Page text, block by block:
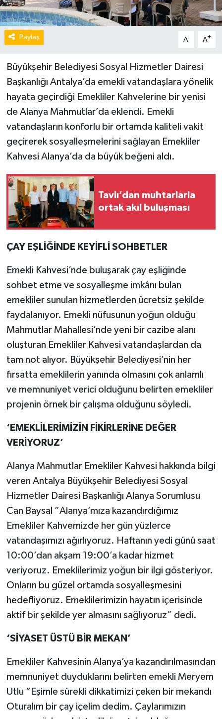
Paylaş A- A+
Büyükşehir Belediyesi Sosyal Hizmetler Dairesi
Başkanlığı Antalya’da emekli vatandaşlara yönelik
hayata geçirdiği Emekliler Kahvelerine bir yenisi
de Alanya Mahmutlar’da eklendi. Emekli
vatandaşların konforlu bir ortamda kaliteli vakit
geçirerek sosyalleşmelerini sağlayan Emekliler
Kahvesi Alanya’da da büyük beğeni aldı.
Tavlı’dan muhtarlarla
ortak akıl buluşması
ÇAY EŞLİĞİNDE KEYİFLİ SOHBETLER
Emekli Kahvesi’nde buluşarak çay eşliğinde
sohbet etme ve sosyalleşme imkânı bulan
emekliler sunulan hizmetlerden ücretsiz şekilde
faydalanıyor. Emekli nüfusunun yoğun olduğu
Mahmutlar Mahallesi’nde yeni bir cazibe alanı
oluşturan Emekliler Kahvesi vatandaşlardan da
tam not alıyor. Büyükşehir Belediyesi’nin her
fırsatta emeklilerin yanında olmasını çok anlamlı
ve memnuniyet verici olduğunu belirten emekliler
projenin örnek bir çalışma olduğunu söyledi.
‘EMEKLİLERİMİZİN FİKİRLERİNE DEĞER
VERİYORUZ’
Alanya Mahmutlar Emekliler Kahvesi hakkında bilgi
veren Antalya Büyükşehir Belediyesi Sosyal
Hizmetler Dairesi Başkanlığı Alanya Sorumlusu
Can Baysal ”Alanya’mıza kazandırdığımız
Emekliler Kahvemizde her gün yüzlerce
vatandaşımızı ağırlıyoruz. Haftanın yedi günü saat
10:00’dan akşam 19:00’a kadar hizmet
veriyoruz. Emeklilerimiz yoğun bir ilgi gösteriyor.
Onların bu güzel ortamda sosyalleşmesini
hedefliyoruz. Emeklilerimizin hayatın içerisinde
aktif bir şekilde yer almasını sağlıyoruz” dedi.
‘SİYASET ÜSTÜ BİR MEKAN’
Emekliler Kahvesinin Alanya’ya kazandırılmasından
memnuniyet duyduklarını belirten emekli Meryem
Utlu “Eşimle sürekli dikkatimizi çeken bir mekandı
Oturalım bir çay içelim dedim. Çaylarımızın